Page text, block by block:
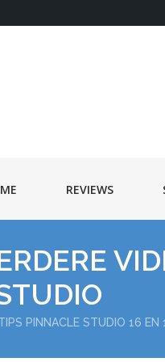
REVIEWS
PINNACLE STUDIO 16 EN